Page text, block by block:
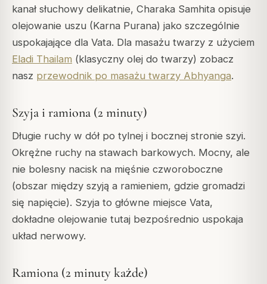
kanał słuchowy delikatnie, Charaka Samhita opisuje
olejowanie uszu (Karna Purana) jako szczególnie
uspokajające dla Vata. Dla masażu twarzy z użyciem
Eladi Thailam (klasyczny olej do twarzy) zobacz
nasz przewodnik po masażu twarzy Abhyanga.
Szyja i ramiona (2 minuty)
Długie ruchy w dół po tylnej i bocznej stronie szyi.
Okrężne ruchy na stawach barkowych. Mocny, ale
nie bolesny nacisk na mięśnie czworoboczne
(obszar między szyją a ramieniem, gdzie gromadzi
się napięcie). Szyja to główne miejsce Vata,
dokładne olejowanie tutaj bezpośrednio uspokaja
układ nerwowy.
Ramiona (2 minuty każde)